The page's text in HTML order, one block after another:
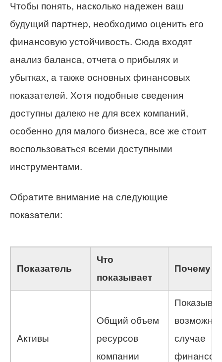
Чтобы понять, насколько надежен ваш
будущий партнер, необходимо оценить его
финансовую устойчивость. Сюда входят
анализ баланса, отчета о прибылях и
убытках, а также основных финансовых
показателей. Хотя подобные сведения
доступны далеко не для всех компаний,
особенно для малого бизнеса, все же стоит
воспользоваться всеми доступными
инструментами.
Обратите внимание на следующие
показатели:
Показатель
Что
показывает
Почему
Активы
Общий объем
ресурсов
компании
случае